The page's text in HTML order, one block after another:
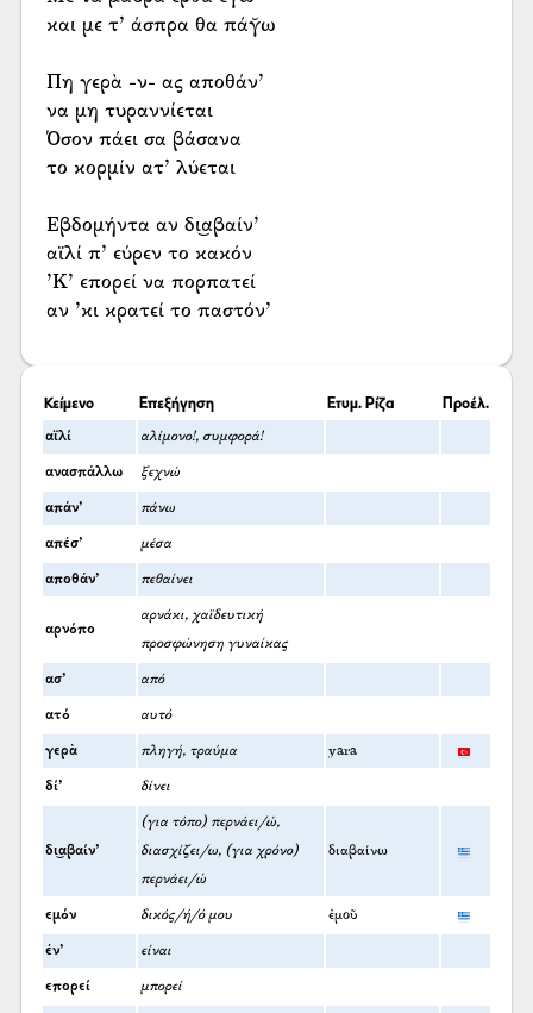
και με τ’ άσπρα θα πάγ̆ω
Πη γερὰ -ν- ας αποθάν’
να μη τυραννίεται
Όσον πάει σα βάσανα
το κορμίν ατ’ λύεται
Εβδομήντα αν δι͜αβαίν’
αϊλί π’ εύρεν το κακόν
’Κ’ επορεί να πορπατεί
αν ’κι κρατεί το παστόν’
Κείμενο Επεξήγηση Ετυμ. Ρίζα Προέλ.
αϊλί αλίμονο!, συμφορά!
ανασπάλλω ξεχνώ
απάν’ πάνω
απέσ’ μέσα
αποθάν’ πεθαίνει
αρνόπο
αρνάκι, χαϊδευτική
προσφώνηση γυναίκας
ασ’ από
ατό αυτό
γερὰ πληγή, τραύμα yara
δί’ δίνει
δι͜αβαίν’
(για τόπο) περνάει/ώ,
διασχίζει/ω, (για χρόνο)
περνάει/ώ
διαβαίνω
εμόν δικός/ή/ό μου ἐμοῦ
έν’ είναι
επορεί μπορεί